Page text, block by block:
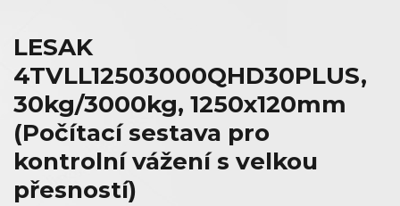
LESAK
4TVLL12503000QHD30PLUS,
30kg/3000kg, 1250x120mm
(Počítací sestava pro
kontrolní vážení s velkou
přesností)